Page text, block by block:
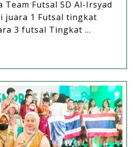
SD
Al
Irsyad
Sabet
3
Tropi
Futsal
Tingkat
Team Futsal SD Al-Irsyad
juara 1 Futsal tingkat
3 futsal Tingkat ...